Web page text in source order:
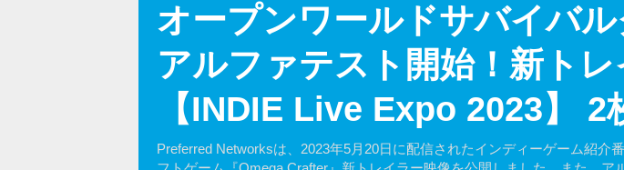
オープンワールドサバイバ
アルファテスト開始！新ト
【INDIE Live Expo 2023】 2
Preferred Networksは、2023年5月20日に配信されたインディーゲーム紹